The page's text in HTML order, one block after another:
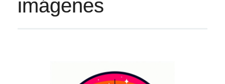
imágenes